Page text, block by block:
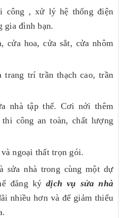
công , xử lý hệ thống điện
gia đình bạn.
cửa hoa, cửa sắt, cửa nhôm
trang trí trần thạch cao, trần
nhà tập thể. Cơi nới thêm
công an toàn, chất lượng
ngoại thất trọn gói.
sửa nhà trong cùng một dự
đăng kýdịch vụ sửa nhà
nhiều hơn và để giảm thiểu